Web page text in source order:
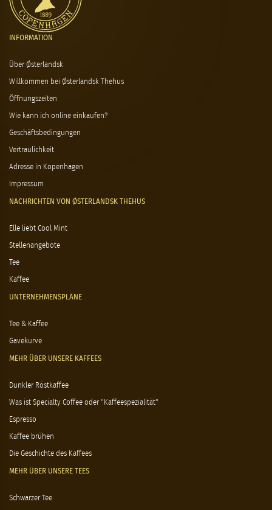
INFORMATION
Über Østerlandsk
Willkommen bei Østerlandsk Thehus
Öffnungszeiten
Wie kann ich online einkaufen?
Geschäftsbedingungen
Vertraulichkeit
Adresse in Kopenhagen
Impressum
NACHRICHTEN VON ØSTERLANDSK THEHUS
Elle liebt Cool Mint
Stellenangebote
Tee
Kaffee
UNTERNEHMENSPLÄNE
Tee & Kaffee
Gavekurve
MEHR ÜBER UNSERE KAFFEES
Dunkler Röstkaffee
Was ist Specialty Coffee oder "Kaffeespezialität"
Espresso
Kaffee brühen
Die Geschichte des Kaffees
MEHR ÜBER UNSERE TEES
Schwarzer Tee